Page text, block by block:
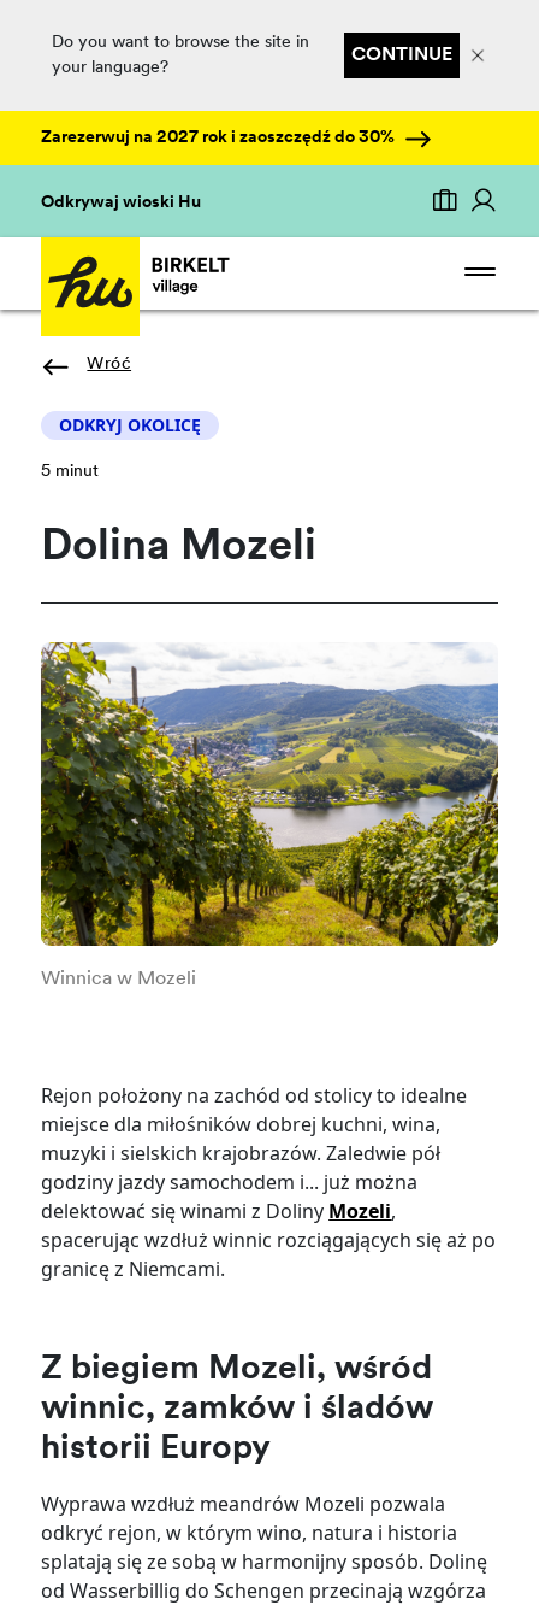
Do you want to browse the site in
your language?
CONTINUE
Zarezerwuj na 2027 rok i zaoszczędź do 30%
Odkrywaj wioski Hu
Wróć
ODKRYJ OKOLICĘ
5 minut
Dolina Mozeli
Winnica w Mozeli
Rejon położony na zachód od stolicy to idealne
miejsce dla miłośników dobrej kuchni, wina,
muzyki i sielskich krajobrazów. Zaledwie pół
godziny jazdy samochodem i... już można
delektować się winami z Doliny Mozeli,
spacerując wzdłuż winnic rozciągających się aż po
granicę z Niemcami.
Z biegiem Mozeli, wśród
winnic, zamków i śladów
historii Europy
Wyprawa wzdłuż meandrów Mozeli pozwala
odkryć rejon, w którym wino, natura i historia
splatają się ze sobą w harmonijny sposób. Dolinę
od Wasserbillig do Schengen przecinają wzgórza